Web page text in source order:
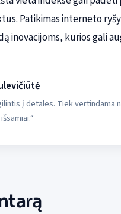
Patikimas interneto
inovacijoms, kurios gali
į detales. Tiek